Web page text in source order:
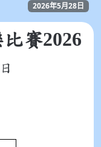
2026年5月28日
比賽2026
日